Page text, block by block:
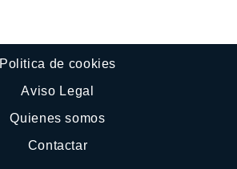
Politica de cookies
Aviso Legal
Quienes somos
Contactar